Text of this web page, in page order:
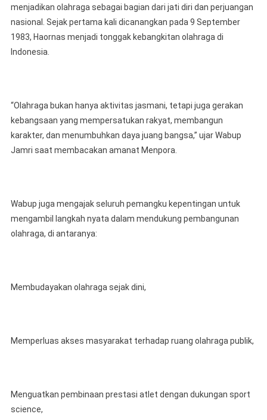
menjadikan olahraga sebagai bagian dari jati diri dan perjuangan
nasional. Sejak pertama kali dicanangkan pada 9 September
1983, Haornas menjadi tonggak kebangkitan olahraga di
Indonesia.
“Olahraga bukan hanya aktivitas jasmani, tetapi juga gerakan
kebangsaan yang mempersatukan rakyat, membangun
karakter, dan menumbuhkan daya juang bangsa,” ujar Wabup
Jamri saat membacakan amanat Menpora.
Wabup juga mengajak seluruh pemangku kepentingan untuk
mengambil langkah nyata dalam mendukung pembangunan
olahraga, di antaranya:
Membudayakan olahraga sejak dini,
Memperluas akses masyarakat terhadap ruang olahraga publik,
Menguatkan pembinaan prestasi atlet dengan dukungan sport
science,